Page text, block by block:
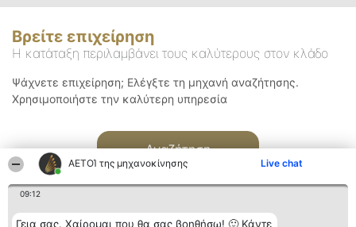
ΑΕΤΟΊ της μηχανοκίνησης Live chat
09:12
Γεια σας. Χαίρομαι που θα σας βοηθήσω! 🙂 Κάντε
Βρείτε επιχείρηση
Η κατάταξη περιλαμβάνει τους καλύτερους στον κλάδο
Ψάχνετε επιχείρηση; Ελέγξτε τη μηχανή αναζήτησης.
Χρησιμοποιήστε την καλύτερη υπηρεσία
Αναζήτηση